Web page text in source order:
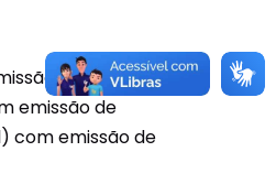
de ASO;
emissão de
com emissão de